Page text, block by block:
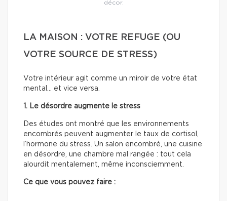
décor.
LA MAISON : VOTRE REFUGE (OU
VOTRE SOURCE DE STRESS)
Votre intérieur agit comme un miroir de votre état
mental… et vice versa.
1. Le désordre augmente le stress
Des études ont montré que les environnements
encombrés peuvent augmenter le taux de cortisol,
l’hormone du stress. Un salon encombré, une cuisine
en désordre, une chambre mal rangée : tout cela
alourdit mentalement, même inconsciemment.
Ce que vous pouvez faire :